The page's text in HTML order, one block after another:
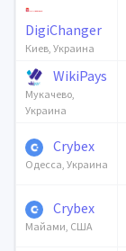
DigiChanger
Киев, Украина
WikiPays
Мукачево,
Украина
Crybex
Одесса, Украина
Crybex
Майами, США